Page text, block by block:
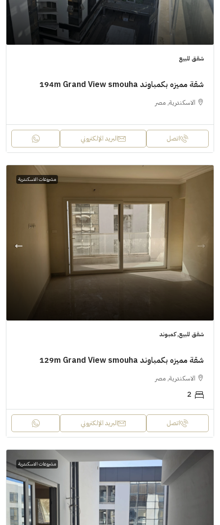
شقق للبيع
شقة مميزه بكمباوند 194m Grand View smouha
الاسكندرية, مصر
اتصل البريد الإلكتروني
مشروعات الاسكندرية
شقق للبيع, كمبوند
شقة مميزه بكمباوند 129m Grand View smouha
الاسكندرية, مصر
2
اتصل البريد الإلكتروني
مشروعات الاسكندرية